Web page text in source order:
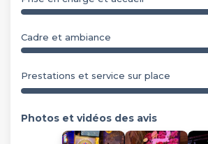
Cadre et ambiance
Prestations et service sur place
Photos et vidéos des avis